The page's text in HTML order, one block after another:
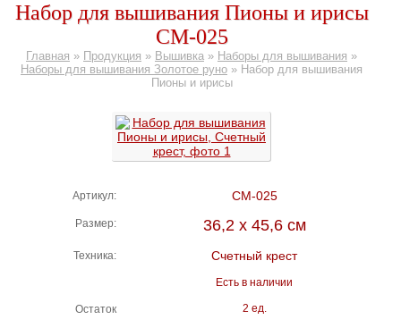
Набор для вышивания Пионы и ирисы
СМ-025
Главная » Продукция » Вышивка » Наборы для вышивания »
Наборы для вышивания Золотое руно » Набор для вышивания
Пионы и ирисы
Артикул: СМ-025
Размер: 36,2 х 45,6 см
Техника: Счетный крест
Есть в наличии
Остаток 2 ед.